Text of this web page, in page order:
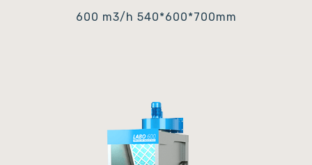
600 m3/h 540*600*700mm